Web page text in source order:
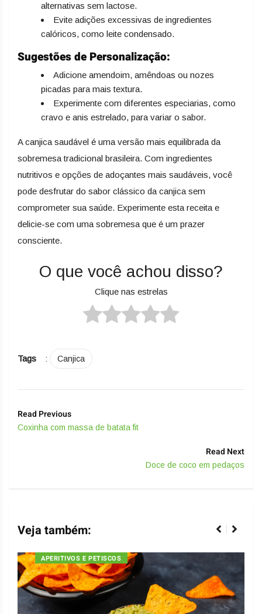
alternativas sem lactose.
Evite adições excessivas de ingredientes
calóricos, como leite condensado.
Sugestões de Personalização:
Adicione amendoim, amêndoas ou nozes
picadas para mais textura.
Experimente com diferentes especiarias, como
cravo e anis estrelado, para variar o sabor.
A canjica saudável é uma versão mais equilibrada da
sobremesa tradicional brasileira. Com ingredientes
nutritivos e opções de adoçantes mais saudáveis, você
pode desfrutar do sabor clássico da canjica sem
comprometer sua saúde. Experimente esta receita e
delicie-se com uma sobremesa que é um prazer
consciente.
O que você achou disso?
Clique nas estrelas
Tags : Canjica
Read Previous
Coxinha com massa de batata fit
Read Next
Doce de coco em pedaços
Veja também:
APERITIVOS E PETISCOS